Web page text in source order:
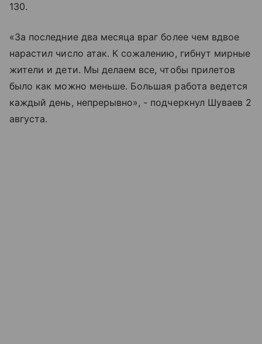
130.
«За последние два месяца враг более чем вдвое
нарастил число атак. К сожалению, гибнут мирные
жители и дети. Мы делаем все, чтобы прилетов
было как можно меньше. Большая работа ведется
каждый день, непрерывно», - подчеркнул Шуваев 2
августа.